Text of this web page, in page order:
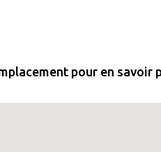
pour en savoir